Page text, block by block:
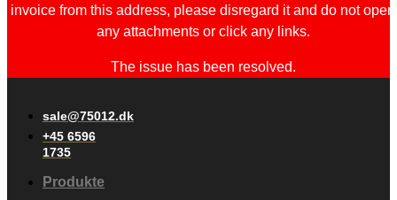
invoice from this address, please disregard it and do not open
any attachments or click any links.
The issue has been resolved.
sale@75012.dk
+45 6596
1735
Produkte